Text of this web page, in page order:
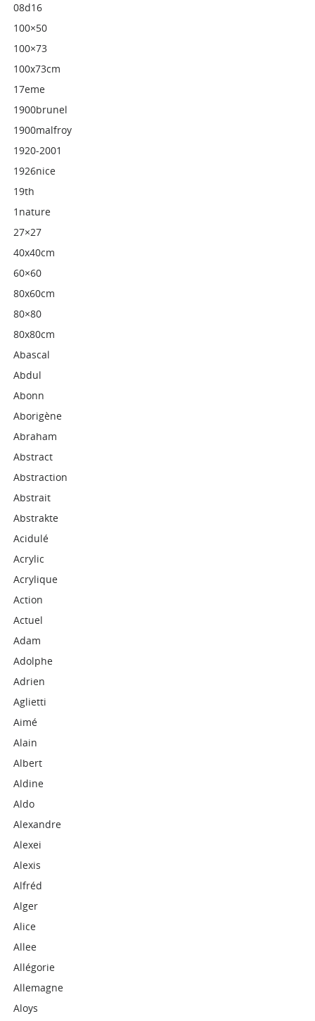
08d16
100×50
100×73
100x73cm
17eme
1900brunel
1900malfroy
1920-2001
1926nice
19th
1nature
27×27
40x40cm
60×60
80x60cm
80×80
80x80cm
Abascal
Abdul
Abonn
Aborigène
Abraham
Abstract
Abstraction
Abstrait
Abstrakte
Acidulé
Acrylic
Acrylique
Action
Actuel
Adam
Adolphe
Adrien
Aglietti
Aimé
Alain
Albert
Aldine
Aldo
Alexandre
Alexei
Alexis
Alfréd
Alger
Alice
Allee
Allégorie
Allemagne
Aloys